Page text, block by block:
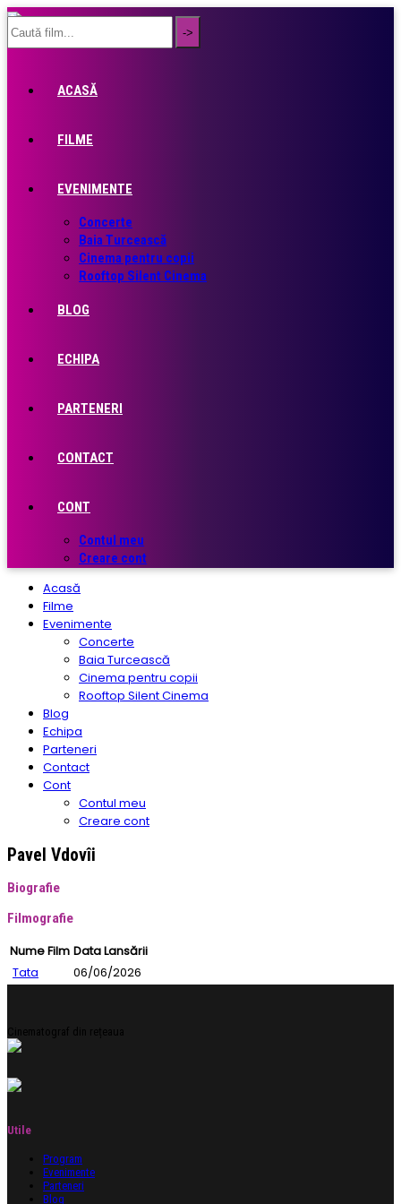
ACASĂ
FILME
EVENIMENTE
Concerte
Baia Turcească
Cinema pentru copii
Rooftop Silent Cinema
BLOG
ECHIPA
PARTENERI
CONTACT
CONT
Contul meu
Creare cont
Acasă
Filme
Evenimente
Concerte
Baia Turcească
Cinema pentru copii
Rooftop Silent Cinema
Blog
Echipa
Parteneri
Contact
Cont
Contul meu
Creare cont
Pavel Vdovîi
Biografie
Filmografie
Nume Film Data Lansării
Tata
06/06/2026
Cinematograf din rețeaua
Utile
Program
Evenimente
Parteneri
Blog